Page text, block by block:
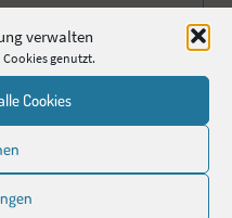
verwalten
genutzt.
Cookies